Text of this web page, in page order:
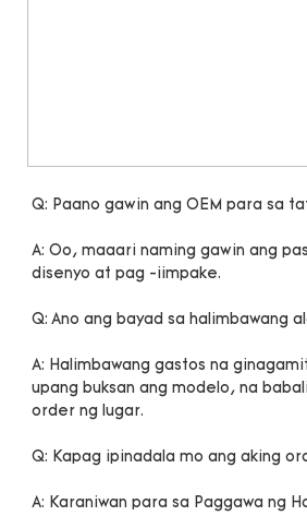
A: Oo, maaari naming gawin ang
A: Halimbawang gastos na
upang buksan ang modelo, na
A: Karaniwan para sa Paggawa ng